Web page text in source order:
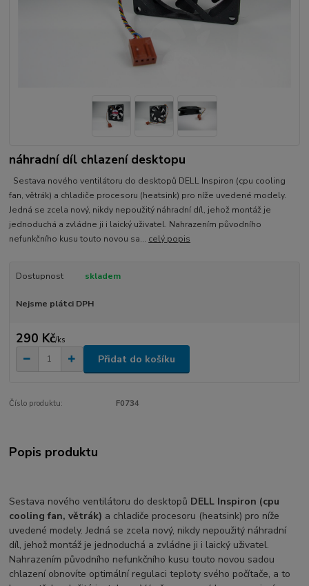
náhradní díl chlazení desktopu
Sestava nového ventilátoru do desktopů DELL Inspiron (cpu cooling
fan, větrák) a chladiče procesoru (heatsink) pro níže uvedené modely.
Jedná se zcela nový, nikdy nepoužitý náhradní díl, jehož montáž je
jednoduchá a zvládne ji i laický uživatel. Nahrazením původního
nefunkčního kusu touto novou sa... celý popis
Dostupnost skladem
Nejsme plátci DPH
290 Kč/ks
Přidat do košíku
Číslo produktu: F0734
Popis produktu
Sestava nového ventilátoru do desktopů DELL Inspiron (cpu
cooling fan, větrák) a chladiče procesoru (heatsink) pro níže
uvedené modely. Jedná se zcela nový, nikdy nepoužitý náhradní
díl, jehož montáž je jednoduchá a zvládne ji i laický uživatel.
Nahrazením původního nefunkčního kusu touto novou sadou
chlazení obnovíte optimální regulaci teploty svého počítače, a to